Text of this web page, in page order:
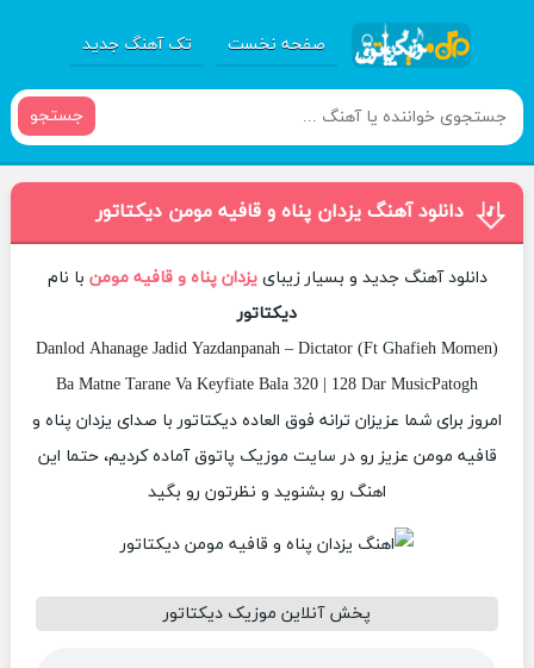
صفحه نخست تک آهنگ جدید
جستجو
دانلود آهنگ یزدان پناه و قافیه مومن دیکتاتور
دانلود آهنگ جدید و بسیار زیباییزدان پناه و قافیه مومن با نام
دیکتاتور
Danlod Ahanage Jadid Yazdanpanah – Dictator (Ft Ghafieh Momen)
Ba Matne Tarane Va Keyfiate Bala 320 | 128 Dar MusicPatogh
امروز برای شما عزیزان ترانه فوق العاده دیکتاتور با صدای یزدان پناه و
قافیه مومن عزیز رو در سایت موزیک پاتوق آماده کردیم، حتما این
اهنگ رو بشنوید و نظرتون رو بگید
پخش آنلاین موزیک دیکتاتور